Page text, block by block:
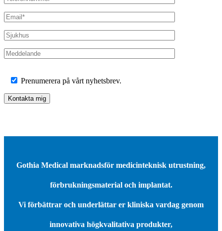
Prenumerera på vårt nyhetsbrev.
Gothia Medical marknadsför medicinteknisk utrustning,
förbrukningsmaterial och implantat.
Vi förbättrar och underlättar er kliniska vardag genom
innovativa högkvalitativa produkter,